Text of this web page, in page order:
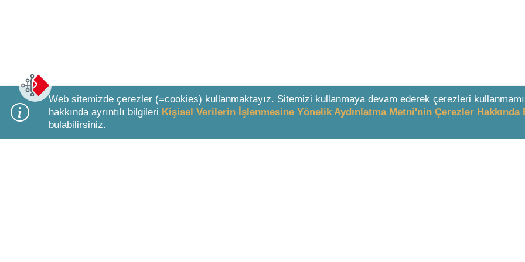
Bottom Search Toolbar Highlight Text
Web sitemizde çerezler (=cookies) kullanmaktayız. Sitemizi kullanmaya devam ederek çerezleri
hakkında ayrıntılı bilgileri Kişisel Verilerin İşlenmesine Yönelik Aydınlatma Metni'nin Çerezler
bulabilirsiniz.